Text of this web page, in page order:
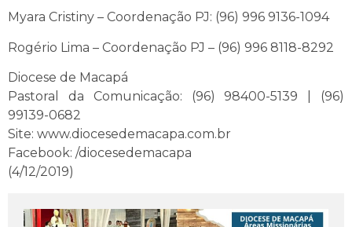
Myara Cristiny – Coordenação PJ: (96) 996 9136-1094
Rogério Lima – Coordenação PJ – (96) 996 8118-8292
Diocese de Macapá
Pastoral da Comunicação: (96) 98400-5139 | (96)
99139-0682
Site: www.diocesedemacapa.com.br
Facebook: /diocesedemacapa
(4/12/2019)